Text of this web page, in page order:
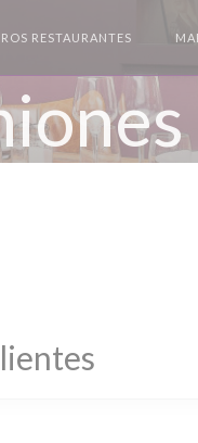
RESTAURANTES